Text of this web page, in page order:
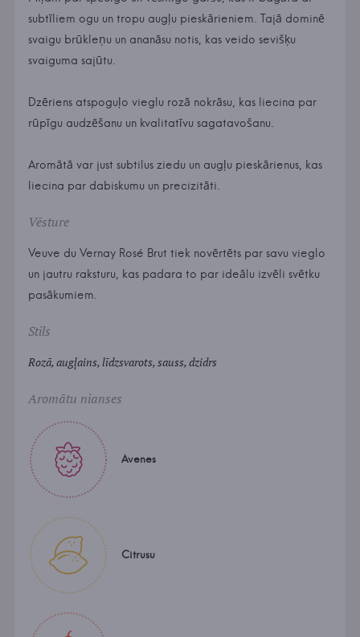
subtīliem ogu un tropu augļu pieskārieniem. Tajā dominē
svaigu brūkleņu un ananāsu notis, kas veido sevišķu
svaiguma sajūtu.
Dzēriens atspoguļo vieglu rozā nokrāsu, kas liecina par
rūpīgu audzēšanu un kvalitatīvu sagatavošanu.
Aromātā var just subtilus ziedu un augļu pieskārienus, kas
liecina par dabiskumu un precizitāti.
Vēsture
Veuve du Vernay Rosé Brut tiek novērtēts par savu vieglo
un jautru raksturu, kas padara to par ideālu izvēli svētku
pasākumiem.
Stils
Rozā, augļains, līdzsvarots, sauss, dzidrs
Aromātu nianses
Avenes
Citrusu